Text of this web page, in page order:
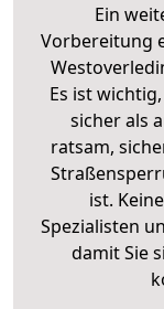
Ein
Vorbereitung
Es ist
sicher als
ratsam,
ist.
Spezialisten
damit Sie